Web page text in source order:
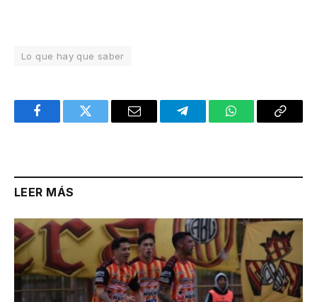
Lo que hay que saber
FacebookTwitter Email TelegramWhatsAppCopy
LEER MÁS